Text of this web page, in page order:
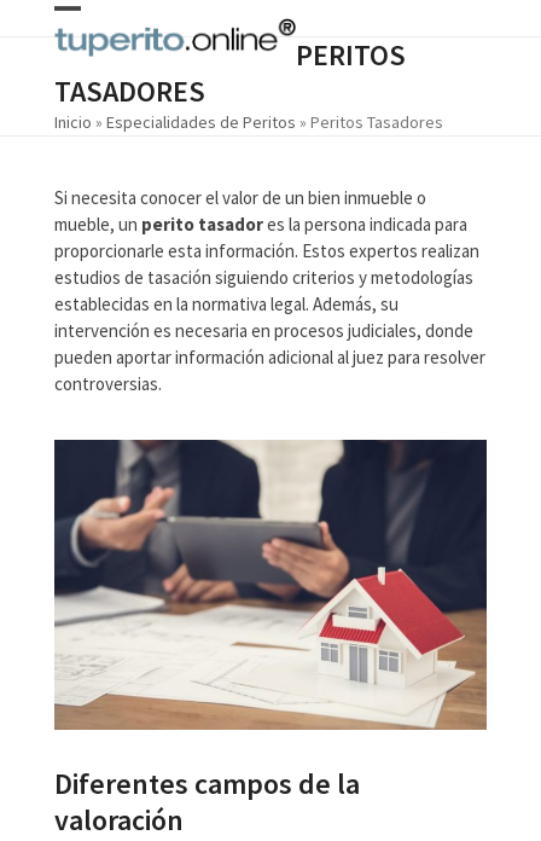
Open
mobile
menu
Close
mobile
menu
PERITOS
TASADORES
Inicio » Especialidades de Peritos » Peritos Tasadores
Si necesita conocer el valor de un bien inmueble o
mueble, un perito tasadores la persona indicada para
proporcionarle esta información. Estos expertos realizan
estudios de tasación siguiendo criterios y metodologías
establecidas en la normativa legal. Además, su
intervención es necesaria en procesos judiciales, donde
pueden aportar información adicional al juez para resolver
controversias.
Diferentes campos de la
valoración